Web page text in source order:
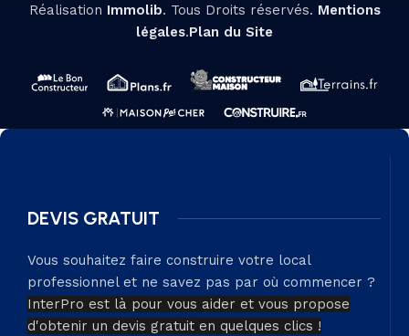
Réalisation Immolib. Tous Droits réservés. Mentions
légales.Plan du Site
DEVIS GRATUIT
Vous souhaitez faire construire votre local
professionnel et ne savez pas par où commencer ?
InterPro est là pour vous aider et vous propose
d'obtenir un devis gratuit en quelques clics !